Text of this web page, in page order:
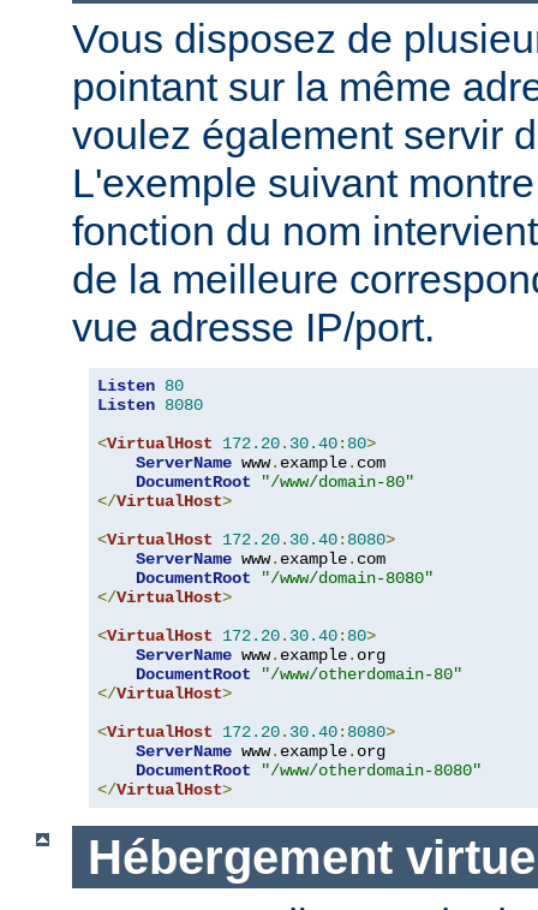
Vous disposez de
pointant sur la même
voulez également servir
L'exemple suivant
fonction du nom
de la meilleure
vue adresse IP/port.
Listen 80
Listen 8080
<VirtualHost 172.20. 30.40: 80>
ServerName www. example. com
DocumentRoot
"/www/domain-80"
</VirtualHost>
<VirtualHost 172.20. 30.40: 8080>
ServerName www. example. com
DocumentRoot
"/www/domain-8080"
</VirtualHost>
<VirtualHost 172.20. 30.40: 80>
ServerName www. example. org
DocumentRoot
"/www/otherdomain-80"
</VirtualHost>
<VirtualHost 172.20. 30.40: 8080>
ServerName www. example. org
DocumentRoot
"/www/otherdomain-8080"
</VirtualHost>
Hébergement